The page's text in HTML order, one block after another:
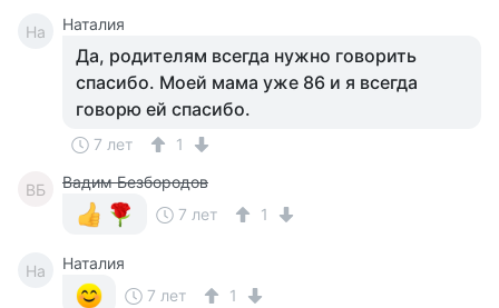
На Наталия
Да, родителям всегда нужно говорить
спасибо. Моей мама уже 86 и я всегда
говорю ей спасибо.
7 лет 1
ВБ
Вадим Безбородов
7 лет
1
На
Наталия
7 лет
1